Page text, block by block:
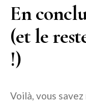
En
(et le
!)
Voilà, vous